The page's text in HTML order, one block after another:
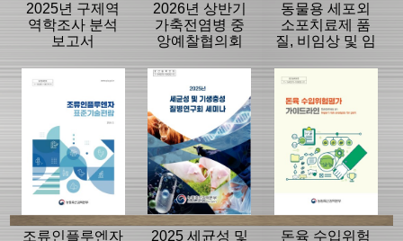
2025년 구제역
역학조사 분석
보고서
2026년 상반기
가축전염병 중
앙예찰협의회
동물용 세포외
소포치료제 품
질, 비임상 및 임
라인
조류인플루엔자
2025 세균성 및
돈육 수입위험